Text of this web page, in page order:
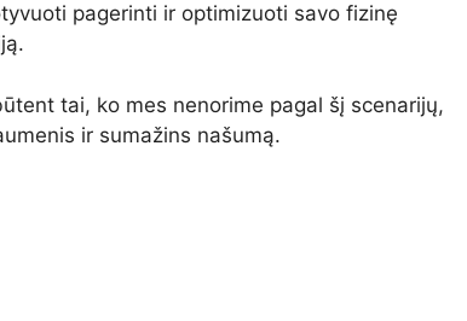
pagerinti ir optimizuoti savo fizinę
tai, ko mes nenorime pagal šį scenarijų,
ir sumažins našumą.